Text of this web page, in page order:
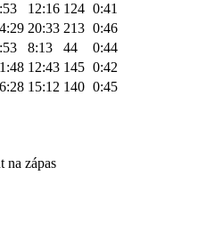
12:16 124 0:41
20:33 213 0:46
8:13 44
0:44
12:43 145 0:42
15:12 140 0:45
na zápas